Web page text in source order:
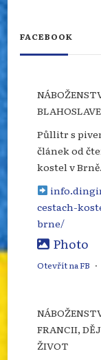
FACEBOOK
Půllitr s
článek od
kostel v
cestach-
brne/
Photo
Otevřít na FB ·
FRANCII,
ŽIVOT